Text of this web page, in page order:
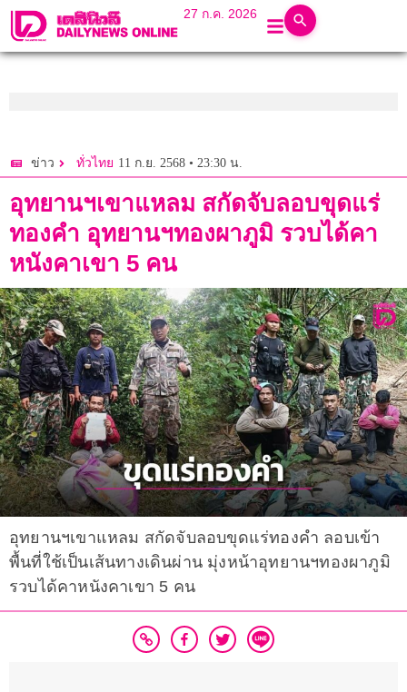
27 ก.ค. 2026
ข่าว ทั่วไทย 11 ก.ย. 2568 • 23:30 น.
อุทยานฯเขาแหลม สกัดจับลอบขุดแร่
ทองคำ อุทยานฯทองผาภูมิ รวบได้คา
หนังคาเขา 5 คน
อุทยานฯเขาแหลม สกัดจับลอบขุดแร่ทองคำ ลอบเข้า
พื้นที่ใช้เป็นเส้นทางเดินผ่าน มุ่งหน้าอุทยานฯทองผาภูมิ
รวบได้คาหนังคาเขา 5 คน